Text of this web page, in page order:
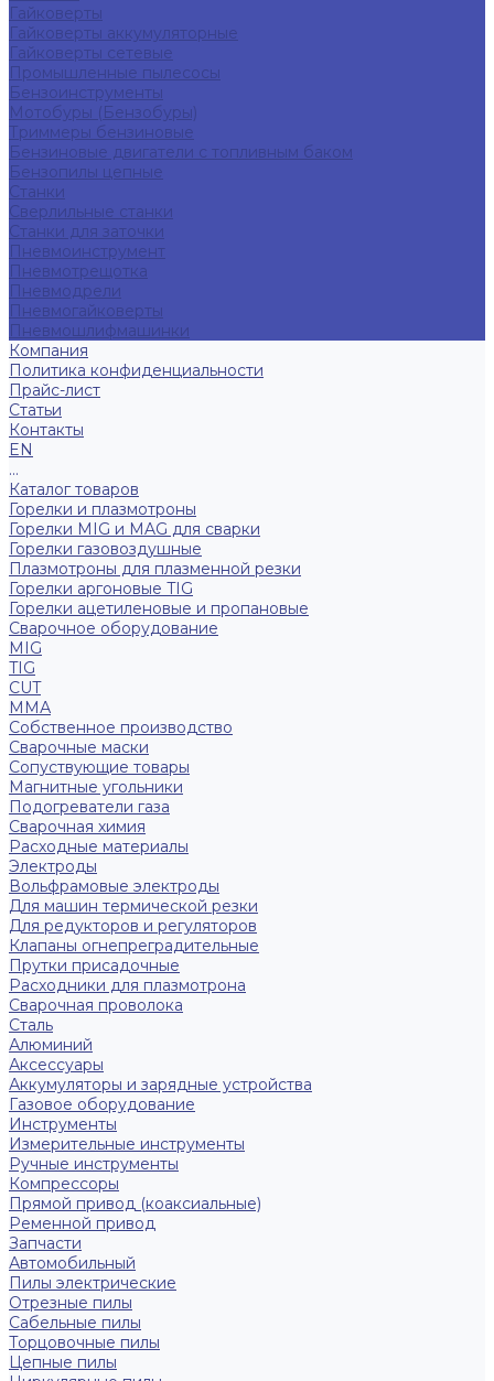
Гайковерты
Гайковерты аккумуляторные
Гайковерты сетевые
Промышленные пылесосы
Бензоинструменты
Мотобуры (Бензобуры)
Триммеры бензиновые
Бензиновые двигатели с топливным баком
Бензопилы цепные
Станки
Сверлильные станки
Станки для заточки
Пневмоинструмент
Пневмотрещотка
Пневмодрели
Пневмогайковерты
Пневмошлифмашинки
Компания
Политика конфиденциальности
Прайс-лист
Статьи
Контакты
EN
...
Каталог товаров
Горелки и плазмотроны
Горелки MIG и MAG для сварки
Горелки газовоздушные
Плазмотроны для плазменной резки
Горелки аргоновые TIG
Горелки ацетиленовые и пропановые
Сварочное оборудование
MIG
TIG
CUT
ММА
Собственное производство
Сварочные маски
Сопуствующие товары
Магнитные угольники
Подогреватели газа
Сварочная химия
Расходные материалы
Электроды
Вольфрамовые электроды
Для машин термической резки
Для редукторов и регуляторов
Клапаны огнепреградительные
Прутки присадочные
Расходники для плазмотрона
Сварочная проволока
Сталь
Алюминий
Аксессуары
Аккумуляторы и зарядные устройства
Газовое оборудование
Инструменты
Измерительные инструменты
Ручные инструменты
Компрессоры
Прямой привод (коаксиальные)
Ременной привод
Запчасти
Автомобильный
Пилы электрические
Отрезные пилы
Сабельные пилы
Торцовочные пилы
Цепные пилы